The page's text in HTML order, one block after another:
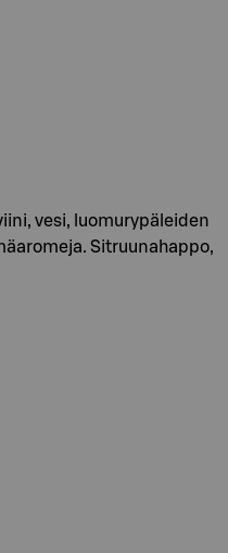
vesi, luomurypäleiden
Sitruunahappo,